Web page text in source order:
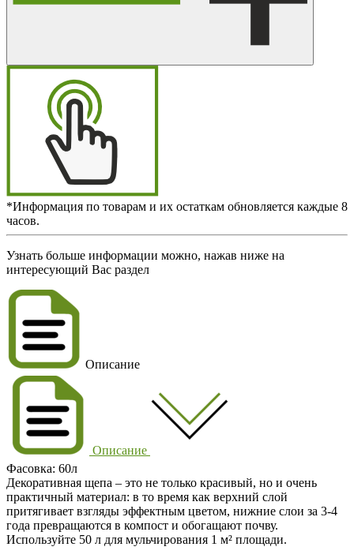
*Информация по товарам и их остаткам обновляется каждые 8
часов.
Узнать больше информации можно, нажав ниже на
интересующий Вас раздел
Описание
Описание
Фасовка: 60л
Декоративная щепа – это не только красивый, но и очень
практичный материал: в то время как верхний слой
притягивает взгляды эффектным цветом, нижние слои за 3-4
года превращаются в компост и обогащают почву.
Используйте 50 л для мульчирования 1 м² площади.